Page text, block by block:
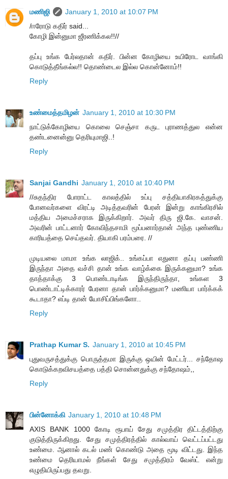
மணிஜி
January 1, 2010 at 10:07 PM
/ஈரோடு கதிர் said...
கோழி இன்னுமா ஜீரணிக்கல!!//
தப்பு உங்க பேர்லதான் கதிர். பின்ன கோழியை உயிரோட வாங்கி
கொடுத்தீங்கல்ல!! தொண்டைல இல்ல கொன்னோம்!!
Reply
உண்மைத்தமிழன் January 1, 2010 at 10:30 PM
நாட்டுக்கோழியை கொலை செஞ்சா கருட புராணத்துல என்ன
தண்டனைன்னு தெரியுமாஜி..!
Reply
Sanjai Gandhi January 1, 2010 at 10:40 PM
//சுதந்திர போராட்ட காலத்தில் உப்பு சத்தியாகிரகத்துக்கு
போனவர்களை விரட்டி அடித்தவரின் பேரன் இன்று காங்கிரசில்
மத்திய அமைச்சராக இருக்கிறார். அவர் திரு ஜி.கே. வாசன்.
அவரின் பாட்டனார் கோவிந்தசாமி மூப்பனார்தான் அந்த புண்ணிய
காரியத்தை செய்தவர். தியாகி பரம்பரை. //
முடியலை மாமா உங்க லாஜிக்.. உங்கப்பா எதுனா தப்பு பண்ணி
இருந்தா அதை வச்சி தான் உங்க வாழ்க்கை இருக்கனுமா? உங்க
தாத்தாக்கு 3 பொண்டாடிங்க இருந்திருந்தா, உங்கள 3
பொண்டாட்டிக்காரர் பேரனா தான் பார்க்கனுமா? மணியா பார்க்கக்
கூடாதா? எப்டி தான் யோசிப்பிங்களோ..
Reply
Prathap Kumar S. January 1, 2010 at 10:45 PM
புதுவருசத்துக்கு பொருத்தமா இருக்கு ஒயின் மேட்டர்... சந்தோஷ
கொடுக்கறவிசயத்தை பத்தி சொன்னதுக்கு சந்தோஷம்,,
Reply
பின்னோக்கி January 1, 2010 at 10:48 PM
AXIS BANK 1000 கோடி ரூபாய் சேது சமுத்திர திட்டத்திற்கு
குடுத்திருக்கிறது. சேது சமுத்திரத்தில் கால்வாய் வெட்டப்பட்டது
உண்மை. ஆனால் கடல் மண் கொண்டு அதை மூடி விட்டது. இந்த
உண்மை தெரியாமல் நீங்கள் சேது சமுத்திரம் வேஸ்ட் என்று
எழுதியிருப்பது தவறு.